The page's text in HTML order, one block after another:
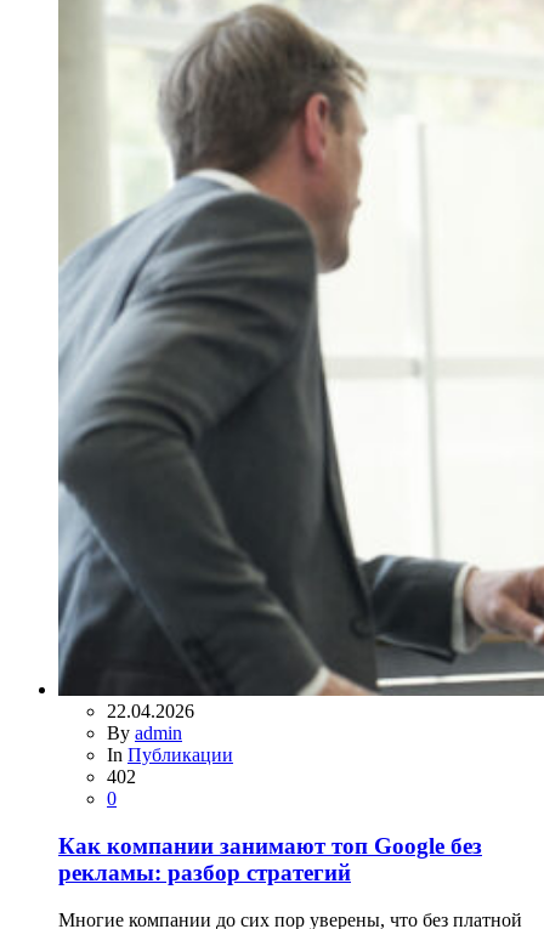
22.04.2026
By admin
In Публикации
402
0
Как компании занимают топ Google без
рекламы: разбор стратегий
Многие компании до сих пор уверены, что без платной